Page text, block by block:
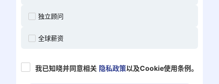
独立顾问
全球薪资
我已知晓并同意相关 隐私政策以及Cookie使用条例。